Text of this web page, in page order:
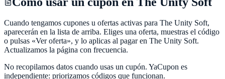
Cuando tengamos cupones u ofertas activas para The Unity Soft,
aparecerán en la lista de arriba. Eliges una oferta, muestras el código
o pulsas «Ver oferta», y lo aplicas al pagar en The Unity Soft.
Actualizamos la página con frecuencia.
No recopilamos datos cuando usas un cupón. YaCupon es
independiente: priorizamos códigos que funcionan.